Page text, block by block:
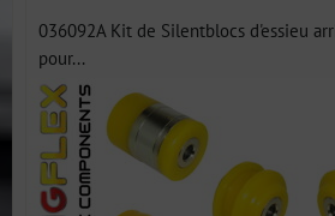
036092A Kit de Silentblocs d'essieu
pour...